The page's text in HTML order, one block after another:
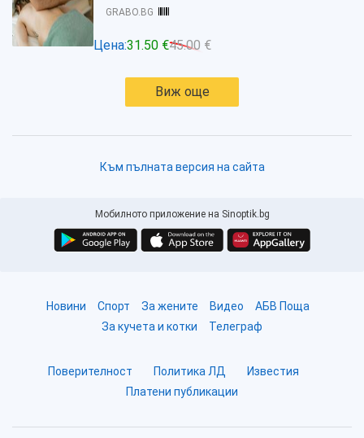
GRABO.BG
Цена:31.50 €45.00 €
Виж още
Към пълната версия на сайта
Мобилното приложение на Sinoptik.bg
Новини Спорт За жените Видео
АБВ Поща
За кучета и котки
Телеграф
Поверителност Политика ЛД
Известия
Платени публикации